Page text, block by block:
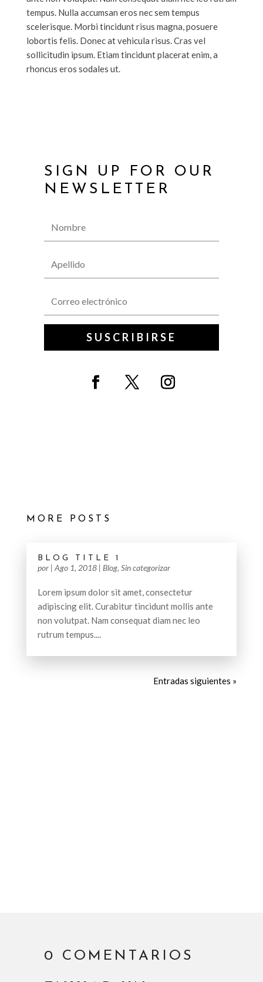
tempus. Nulla accumsan eros nec sem tempus
scelerisque. Morbi tincidunt risus magna, posuere
lobortis felis. Donec at vehicula risus. Cras vel
sollicitudin ipsum. Etiam tincidunt placerat enim, a
rhoncus eros sodales ut.
SIGN UP FOR OUR
NEWSLETTER
SUSCRIBIRSE
MORE POSTS
BLOG TITLE 1
por | Ago 1, 2018| Blog, Sin categorizar
Lorem ipsum dolor sit amet, consectetur
adipiscing elit. Curabitur tincidunt mollis ante
non volutpat. Nam consequat diam nec leo
rutrum tempus....
Entradas siguientes »
0 COMENTARIOS